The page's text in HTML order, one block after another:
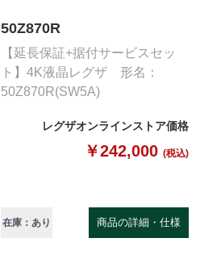
50Z870R
【延長保証+据付サービスセッ
ト】4K液晶レグザ 形名：
50Z870R(SW5A)
レグザオンラインストア価格
￥242,000 (税込)
在庫：あり 商品の詳細・仕様